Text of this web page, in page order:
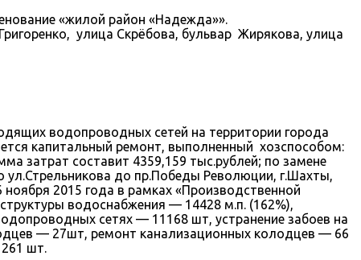
«жилой район «Надежда»».
улица Скрёбова, бульвар Жирякова, улица
водопроводных сетей на территории города
капитальный ремонт, выполненный хозспособом:
затрат составит 4359,159 тыс.рублей; по замене
до пр.Победы Революции, г.Шахты,
2015 года в рамках «Производственной
водоснабжения — 14428 м.п. (162%),
сетях — 11168 шт, устранение забоев на
— 27шт, ремонт канализационных колодцев — 66
шт.